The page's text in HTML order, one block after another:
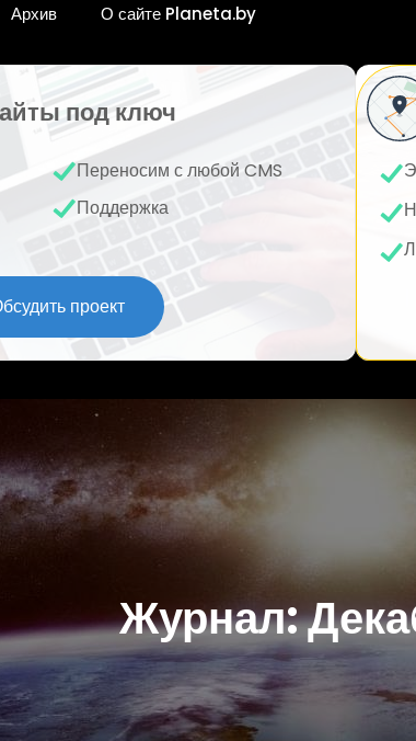
Архив О сайте Planeta.by
под ключ
Переносим с любой CMS
Поддержка
проект
Журнал: